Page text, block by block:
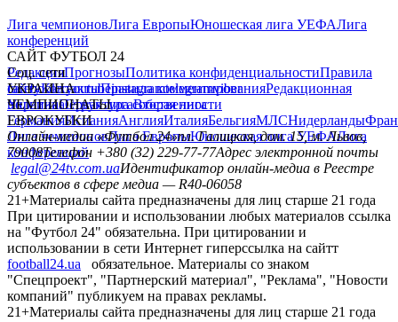
Лига чемпионовЛига ЕвропыЮношеская лига УЕФАЛига
конференций
САЙТ ФУТБОЛ 24
РедакцияПрогнозыПолитика конфиденциальностиПравила
сайтуКонтактыПравила комментированияРедакционная
политикаСтруктура собственности
Соц. сети
facebookxyoutubeinstagramtelegramviber
УКРАИНА
УкраинаПервая лигаВторая лига
ЧЕМПИОНАТЫ
ГерманияИспанияАнглияИталияБельгияМЛСНидерланды
ЕВРОКУБКИ
Лига чемпионовЛига ЕвропыЮношеская лига УЕФАЛига
конференций
Онлайн-медиа «Футбол 24»пл. Галицкая, дом. 15, м. Львов,
79008Телефон +380 (32) 229-77-77Адрес электронной почты
legal@24tv.com.uaИдентификатор онлайн-медиа в Реестре
субъектов в сфере медиа — R40-06058
21+Материалы сайта предназначены для лиц старше 21 года
При цитировании и использовании любых материалов ссылка
на "Футбол 24" обязательна. При цитировании и
использовании в сети Интернет гиперссылка на сайтт
football24.ua
обязательное. Материалы со знаком
"Спецпроект", "Партнерский материал", "Реклама", "Новости
компаний" публикуем на правах рекламы.
21+Материалы сайта предназначены для лиц старше 21 года